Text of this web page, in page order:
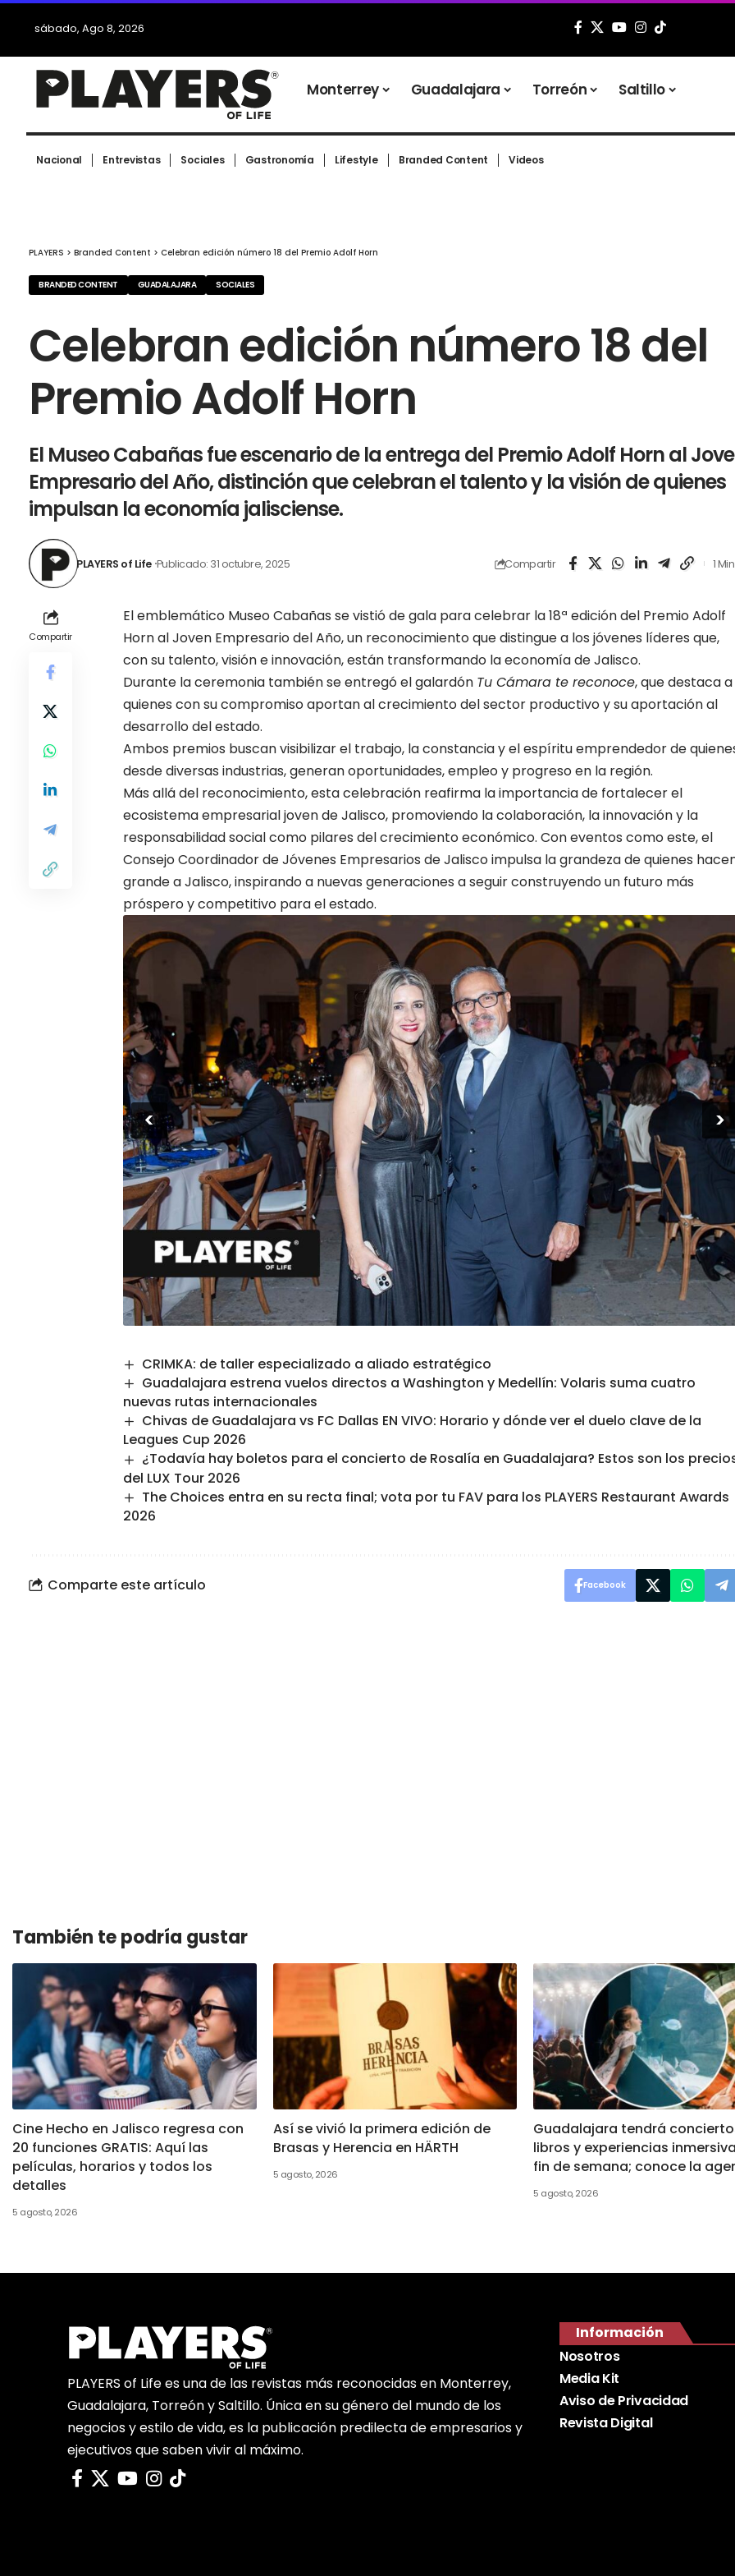
sábado, Ago 8, 2026
Monterrey Guadalajara Torreón Saltillo
Nacional Entrevistas Sociales Gastronomía Lifestyle Branded Content Videos
PLAYERS > Branded Content > Celebran edición número 18 del Premio Adolf Horn
BRANDED CONTENT GUADALAJARA SOCIALES
Celebran edición número 18 del
Premio Adolf Horn
El Museo Cabañas fue escenario de la entrega del Premio Adolf Horn al
Empresario del Año, distinción que celebran el talento y la visión de quienes
impulsan la economía jalisciense.
PLAYERS of Life Publicado: 31 octubre, 2025 Compartir 1
Compartir
El emblemático Museo Cabañas se vistió de gala para celebrar la 18ª edición del Premio Adolf
Horn al Joven Empresario del Año, un reconocimiento que distingue a los jóvenes líderes que,
con su talento, visión e innovación, están transformando la economía de Jalisco.
Durante la ceremonia también se entregó el galardón Tu Cámara te reconoce, que destaca a
quienes con su compromiso aportan al crecimiento del sector productivo y su aportación al
desarrollo del estado.
Ambos premios buscan visibilizar el trabajo, la constancia y el espíritu emprendedor de
desde diversas industrias, generan oportunidades, empleo y progreso en la región.
Más allá del reconocimiento, esta celebración reafirma la importancia de fortalecer el
ecosistema empresarial joven de Jalisco, promoviendo la colaboración, la innovación y la
responsabilidad social como pilares del crecimiento económico. Con eventos como este, el
Consejo Coordinador de Jóvenes Empresarios de Jalisco impulsa la grandeza de quienes
grande a Jalisco, inspirando a nuevas generaciones a seguir construyendo un futuro más
próspero y competitivo para el estado.
< >
CRIMKA: de taller especializado a aliado estratégico
Guadalajara estrena vuelos directos a Washington y Medellín: Volaris suma cuatro
nuevas rutas internacionales
Chivas de Guadalajara vs FC Dallas EN VIVO: Horario y dónde ver el duelo clave de la
Leagues Cup 2026
¿Todavía hay boletos para el concierto de Rosalía en Guadalajara? Estos son los
del LUX Tour 2026
The Choices entra en su recta final; vota por tu FAV para los PLAYERS Restaurant Awards
2026
Comparte este artículo Facebook
También te podría gustar
Cine Hecho en Jalisco regresa con
20 funciones GRATIS: Aquí las
películas, horarios y todos los
detalles
5 agosto, 2026
Así se vivió la primera edición de
Brasas y Herencia en HÄRTH
5 agosto, 2026
Guadalajara tendrá
libros y experiencias
fin de semana; conoce la
5 agosto, 2026
PLAYERS of Life es una de las revistas más reconocidas en Monterrey,
Guadalajara, Torreón y Saltillo. Única en su género del mundo de los
negocios y estilo de vida, es la publicación predilecta de empresarios y
ejecutivos que saben vivir al máximo.
Información
Nosotros
Media Kit
Aviso de Privacidad
Revista Digital